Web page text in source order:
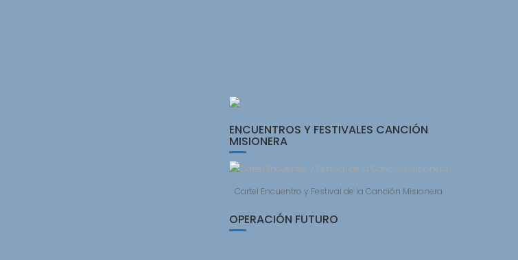
ENCUENTROS Y FESTIVALES CANCIÓN
MISIONERA
Cartel Encuentro y Festival de la Canción Misionera
OPERACIÓN FUTURO